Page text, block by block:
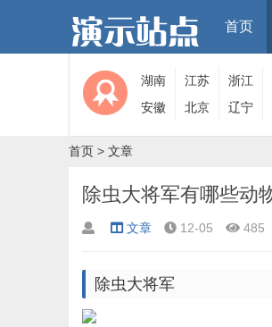
首页
湖南 江苏 浙江
安徽
北京 辽宁
首页 > 文章
除虫大将军有哪些动
文章 12-05 485
除虫大将军